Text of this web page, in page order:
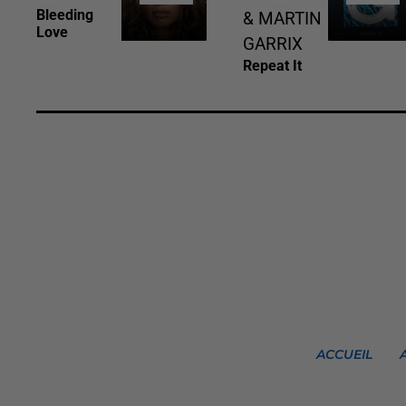
Bleeding
Love
& MARTIN
GARRIX
Repeat It
ACCUEIL